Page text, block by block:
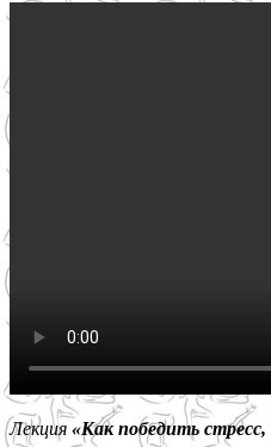
Лекция «Как победить стресс,